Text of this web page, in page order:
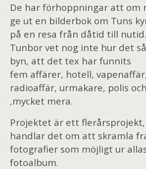
De har förhoppningar att om
ge ut en bilderbok om Tuns
på en resa från dåtid till
Tunbor vet nog inte hur det
byn, att det tex har funnits
fem affärer, hotell,
radioaffär, urmakare, polis
,mycket mera.
Projektet är ett
handlar det om att skramla
fotografier som möjligt ur
fotoalbum.